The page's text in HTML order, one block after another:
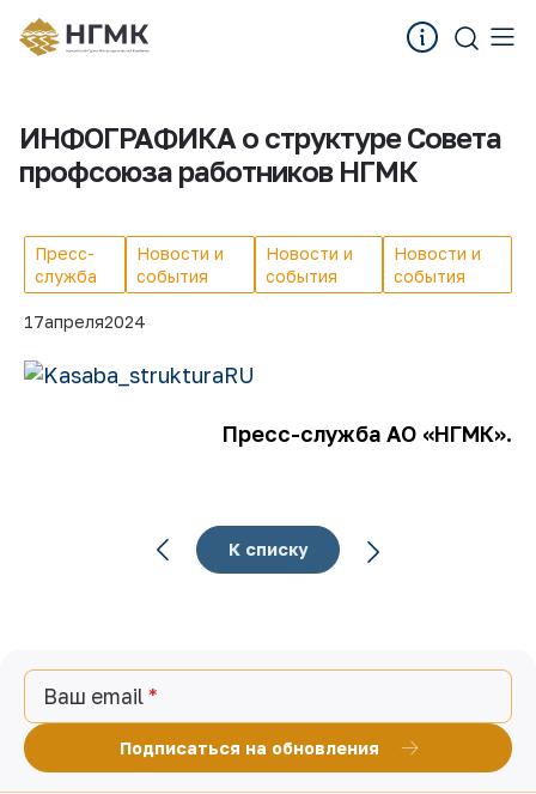
ИНФОГРАФИКА о структуре Совета
профсоюза работников НГМК
Пресс-
служба
Новости и
события
Новости и
события
Новости и
события
17апреля2024
Пресс-служба АО «НГМК».
К списку
Ваш email
Подписаться на обновления